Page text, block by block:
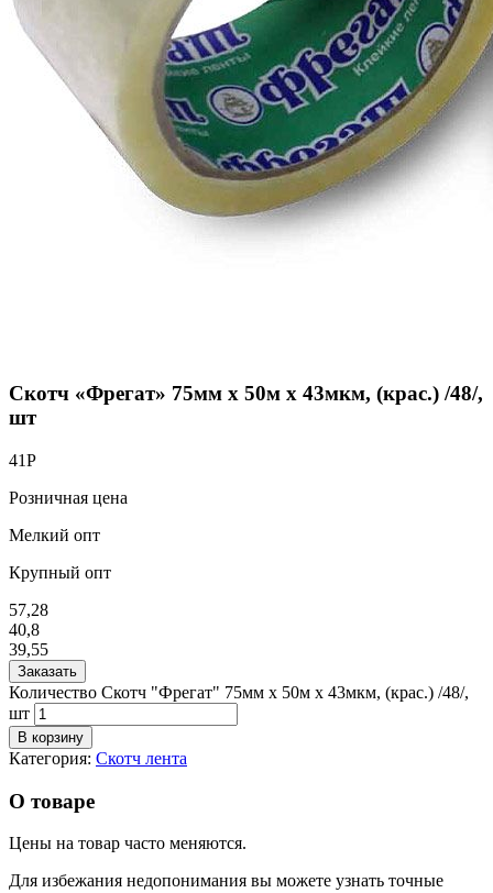
Скотч «Фрегат» 75мм х 50м х 43мкм, (крас.) /48/,
шт
41Р
Розничная цена
Мелкий опт
Крупный опт
57,28
40,8
39,55
Заказать
Количество Скотч "Фрегат" 75мм х 50м х 43мкм, (крас.) /48/,
шт
В корзину
Категория: Скотч лента
О товаре
Цены на товар часто меняются.
Для избежания недопонимания вы можете узнать точные